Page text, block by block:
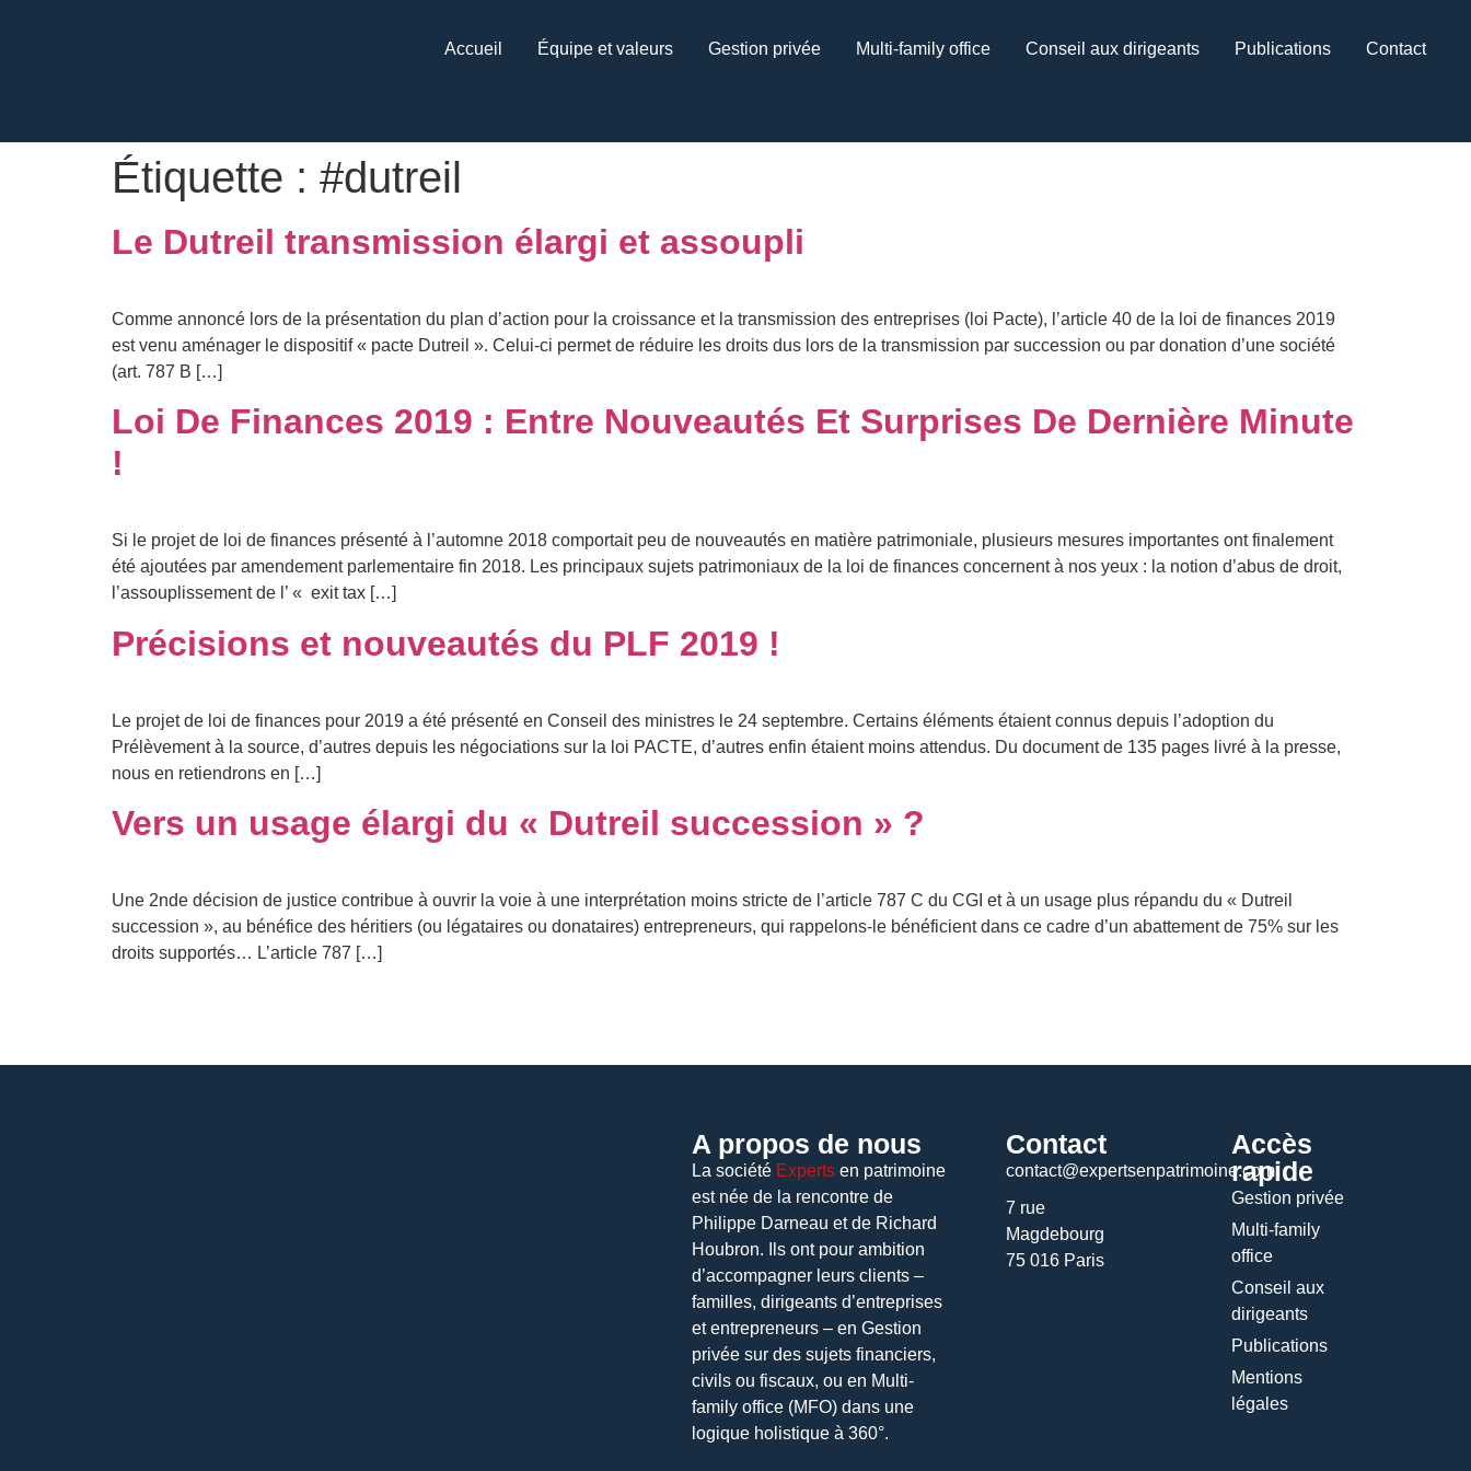
Accueil Équipe et valeurs Gestion privée Multi-family office Conseil aux dirigeants Publications Contact
Étiquette : #dutreil
Le Dutreil transmission élargi et assoupli
Comme annoncé lors de la présentation du plan d’action pour la croissance et la transmission des entreprises (loi Pacte), l’article 40 de la loi de finances 2019
est venu aménager le dispositif « pacte Dutreil ». Celui-ci permet de réduire les droits dus lors de la transmission par succession ou par donation d’une société
(art. 787 B […]
Loi De Finances 2019 : Entre Nouveautés Et Surprises De Dernière Minute
!
Si le projet de loi de finances présenté à l’automne 2018 comportait peu de nouveautés en matière patrimoniale, plusieurs mesures importantes ont finalement
été ajoutées par amendement parlementaire fin 2018. Les principaux sujets patrimoniaux de la loi de finances concernent à nos yeux : la notion d’abus de droit,
l’assouplissement de l’ « exit tax […]
Précisions et nouveautés du PLF 2019 !
Le projet de loi de finances pour 2019 a été présenté en Conseil des ministres le 24 septembre. Certains éléments étaient connus depuis l’adoption du
Prélèvement à la source, d’autres depuis les négociations sur la loi PACTE, d’autres enfin étaient moins attendus. Du document de 135 pages livré à la presse,
nous en retiendrons en […]
Vers un usage élargi du « Dutreil succession » ?
Une 2nde décision de justice contribue à ouvrir la voie à une interprétation moins stricte de l’article 787 C du CGI et à un usage plus répandu du « Dutreil
succession », au bénéfice des héritiers (ou légataires ou donataires) entrepreneurs, qui rappelons-le bénéficient dans ce cadre d’un abattement de 75% sur les
droits supportés… L’article 787 […]
A propos de nous
La société Expertsen patrimoine
est née de la rencontre de
Philippe Darneau et de Richard
Houbron. Ils ont pour ambition
d’accompagner leurs clients –
familles, dirigeants d’entreprises
et entrepreneurs – en Gestion
privée sur des sujets financiers,
civils ou fiscaux, ou en Multi-
family office (MFO) dans une
logique holistique à 360°.
Contact
contact@expertsenpatrimoine.com
7 rue
Magdebourg
75 016 Paris
Accès
rapide
Gestion privée
Multi-family
office
Conseil aux
dirigeants
Publications
Mentions
légales